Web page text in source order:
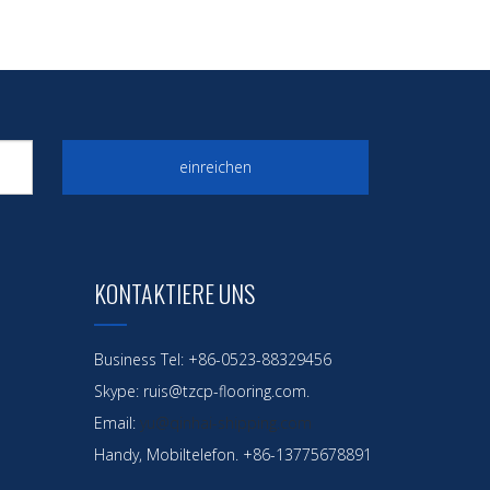
einreichen
KONTAKTIERE UNS
Business Tel: +86-0523-88329456
Skype: ruis@tzcp-flooring.com.
Email: yu@qinhai-shipping.com
Handy, Mobiltelefon. +86-13775678891